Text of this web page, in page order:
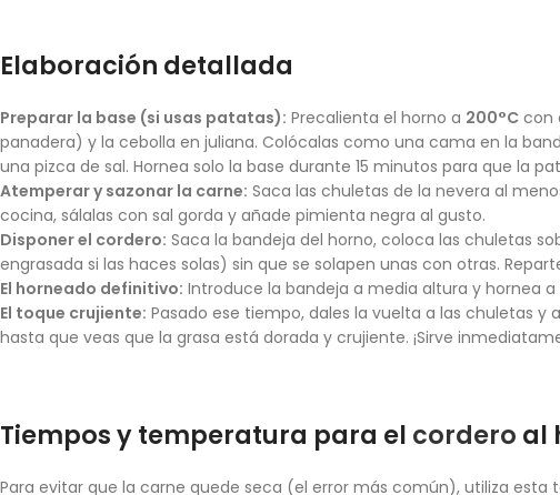
Elaboración detallada
Preparar la base (si usas patatas): Precalienta el horno a 200°C con
panadera) y la cebolla en juliana. Colócalas como una cama en la
una pizca de sal. Hornea solo la base durante 15 minutos para que la
Atemperar y sazonar la carne: Saca las chuletas de la nevera al
cocina, sálalas con sal gorda y añade pimienta negra al gusto.
Disponer el cordero: Saca la bandeja del horno, coloca las chuletas
engrasada si las haces solas) sin que se solapen unas con otras.
El horneado definitivo: Introduce la bandeja a media altura y hornea a
El toque crujiente: Pasado ese tiempo, dales la vuelta a las chuletas y
hasta que veas que la grasa está dorada y crujiente. ¡Sirve
Tiempos y temperatura para el cordero al
Para evitar que la carne quede seca (el error más común), utiliza